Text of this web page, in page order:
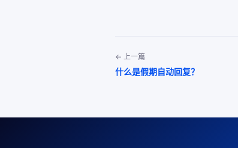
← 上一篇
什么是假期自动回复？